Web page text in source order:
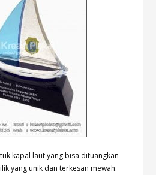
kapal laut yang bisa dituangkan
yang unik dan terkesan mewah.